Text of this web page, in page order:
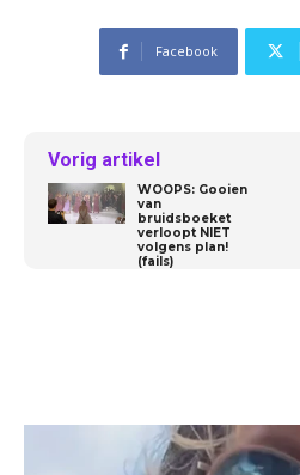
Facebook
Vorig artikel
WOOPS: Gooien
van
bruidsboeket
verloopt NIET
volgens plan!
(fails)